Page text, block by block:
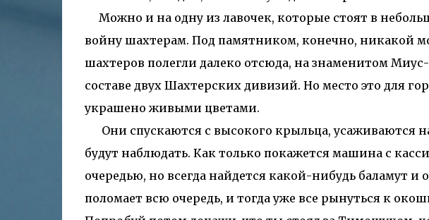
Можно и на одну из лавочек, которые стоят в
войну шахтерам. Под памятником, конечно, никакой
шахтеров полегли далеко отсюда, на знаменитом
составе двух Шахтерских дивизий. Но место это для
украшено живыми цветами.
Они спускаются с высокого крыльца, усаживаются
будут наблюдать. Как только покажется машина с
очередью, но всегда найдется какой-нибудь баламут и
поломает всю очередь, и тогда уже все рынуться к